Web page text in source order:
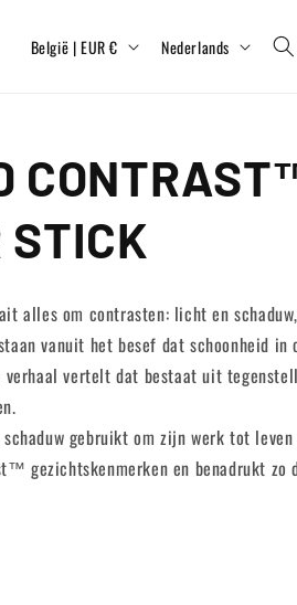
L
/
r
e
i
o
België | EUR €
TNederlands
STICK
alles om contrasten: licht en
​​vanuit het besef dat schoonheid in
vertelt dat bestaat uit
gebruikt om zijn werk tot
gezichtskenmerken en benadrukt zo